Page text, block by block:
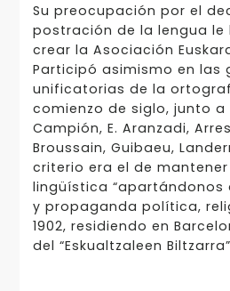
Su preocupación por el
postración de la lengua le
crear la Asociación
Participó asimismo en las
unificatorias de la
comienzo de siglo, junto a
Campión, E. Aranzadi,
Broussain, Guibaeu,
criterio era el de
lingüística “apartándonos
y propaganda política,
1902, residiendo en
del “Eskualtzaleen